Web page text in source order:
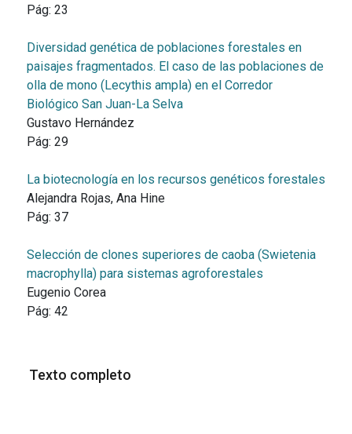
Pág: 23
Diversidad genética de poblaciones forestales en
paisajes fragmentados. El caso de las poblaciones de
olla de mono (Lecythis ampla) en el Corredor
Biológico San Juan-La Selva
Gustavo Hernández
Pág: 29
La biotecnología en los recursos genéticos forestales
Alejandra Rojas, Ana Hine
Pág: 37
Selección de clones superiores de caoba (Swietenia
macrophylla) para sistemas agroforestales
Eugenio Corea
Pág: 42
Texto completo